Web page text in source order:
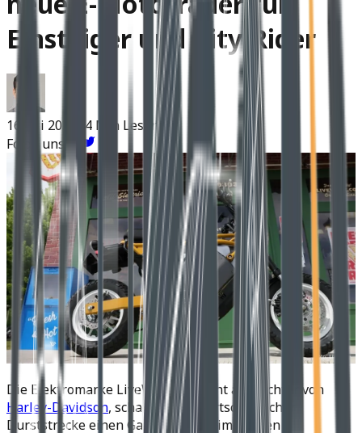
Einsteiger und City-Rider
16 Juli 2025
~4 Min Lesen
Folge uns:
Die Elektromarke LiveWire, bekannt als Tochter von
Harley-Davidson, schaltet trotz wirtschaftlicher
Durststrecke einen Gang höher. Beim großen